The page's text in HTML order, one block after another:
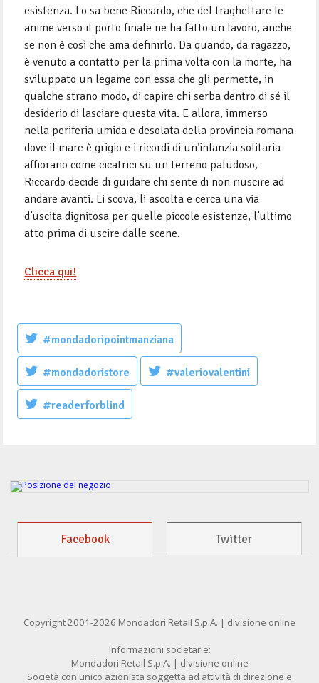
esistenza. Lo sa bene Riccardo, che del traghettare le
anime verso il porto finale ne ha fatto un lavoro, anche
se non è così che ama definirlo. Da quando, da ragazzo,
è venuto a contatto per la prima volta con la morte, ha
sviluppato un legame con essa che gli permette, in
qualche strano modo, di capire chi serba dentro di sé il
desiderio di lasciare questa vita. E allora, immerso
nella periferia umida e desolata della provincia romana
dove il mare è grigio e i ricordi di un’infanzia solitaria
affiorano come cicatrici su un terreno paludoso,
Riccardo decide di guidare chi sente di non riuscire ad
andare avanti. Li scova, li ascolta e cerca una via
d’uscita dignitosa per quelle piccole esistenze, l’ultimo
atto prima di uscire dalle scene.
Clicca qui!
#mondadoripointmanziana
#mondadoristore #valeriovalentini
#readerforblind
Facebook Twitter
Copyright 2001-2026 Mondadori Retail S.p.A. | divisione online
Informazioni societarie:
Mondadori Retail S.p.A. | divisione online
Società con unico azionista soggetta ad attività di direzione e